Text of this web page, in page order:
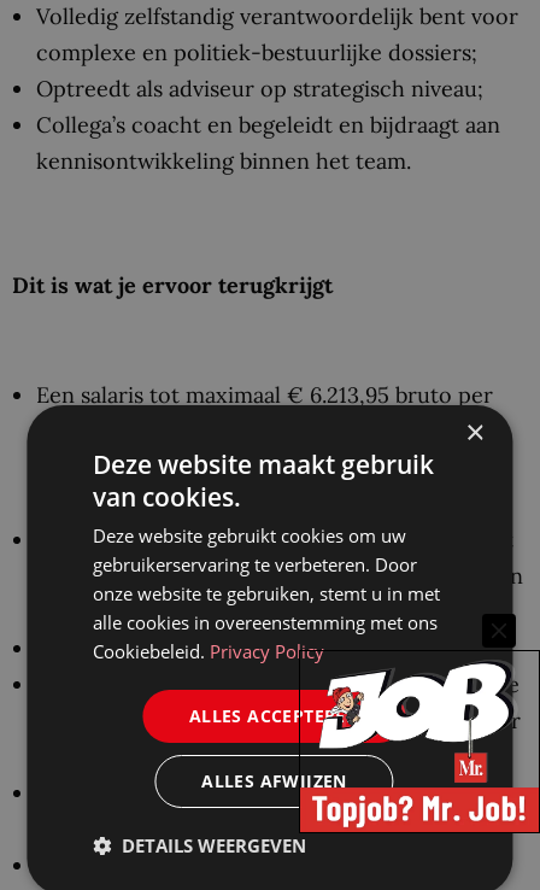
Volledig zelfstandig verantwoordelijk bent voor
complexe en politiek-bestuurlijke dossiers;
Optreedt als adviseur op strategisch niveau;
Collega’s coacht en begeleidt en bijdraagt aan
kennisontwikkeling binnen het team.
Dit is wat je ervoor terugkrijgt
Een salaris tot maximaal € 6.213,95 bruto per
maximaal € 7.057,40 bruto per maand (schaal
12, 36 uur);
Een individueel keuzebudget van ruim 22% dat
veel mogelijkheden biedt (o.a. fietsplan, aflossen
studieschuld);
Flexibele werktijden en hybride werken;
De mogelijkheid om 1 maand per jaar remote te
werken, en bij een vast contract 5 maanden per
Een persoonlijk ontwikkelbudget van € 6.000
×
Deze website maakt gebruik
van cookies.
Deze website gebruikt cookies om uw
gebruikerservaring te verbeteren. Door
onze website te gebruiken, stemt u in met
alle cookies in overeenstemming met ons
Cookiebeleid. Privacy Policy
ALLES ACCEPTEREN
ALLES AFWIJZEN
DETAILS WEERGEVEN